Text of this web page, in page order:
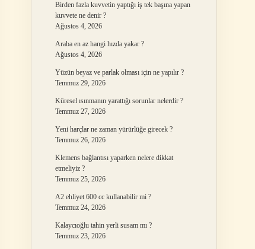
Birden fazla kuvvetin yaptığı iş tek başına yapan
kuvvete ne denir ?
Ağustos 4, 2026
Araba en az hangi hızda yakar ?
Ağustos 4, 2026
Yüzün beyaz ve parlak olması için ne yapılır ?
Temmuz 29, 2026
Küresel ısınmanın yarattığı sorunlar nelerdir ?
Temmuz 27, 2026
Yeni harçlar ne zaman yürürlüğe girecek ?
Temmuz 26, 2026
Klemens bağlantısı yaparken nelere dikkat
etmeliyiz ?
Temmuz 25, 2026
A2 ehliyet 600 cc kullanabilir mi ?
Temmuz 24, 2026
Kalaycıoğlu tahin yerli susam mı ?
Temmuz 23, 2026